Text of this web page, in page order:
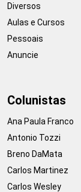
Diversos
Aulas e Cursos
Pessoais
Anuncie
Colunistas
Ana Paula Franco
Antonio Tozzi
Breno DaMata
Carlos Martinez
Carlos Wesley